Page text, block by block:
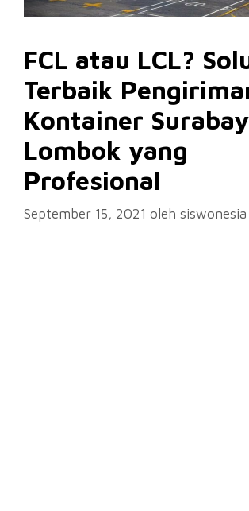
FCL atau LCL?
Terbaik
Kontainer
Lombok yang
Profesional
September 15, 2021 oleh siswonesia